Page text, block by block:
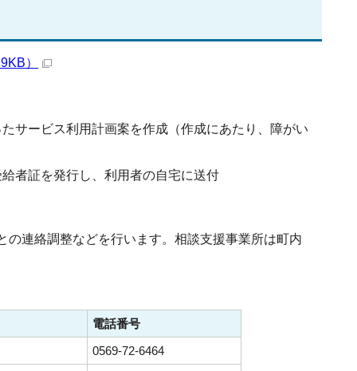
）
サービス利用計画案を作成（作成にあたり、障がい
者証を発行し、利用者の自宅に送付
連絡調整などを行います。相談支援事業所は町内
電話番号
0569-72-6464